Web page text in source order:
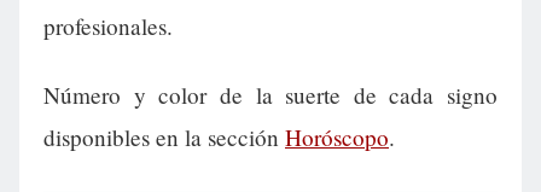
profesionales.
Número y color de la suerte de cada signo
disponibles en la sección Horóscopo.